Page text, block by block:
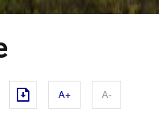
A+ A-